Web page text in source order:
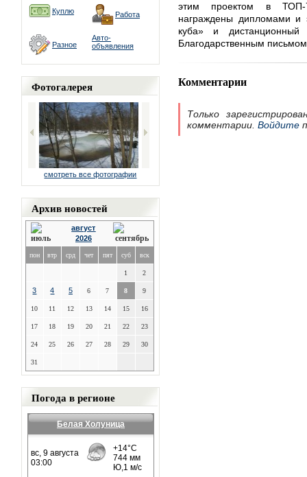
Куплю Работа
Разное
Авто-
объявления
Фотогалерея
смотреть все фотографии
Архив новостей
август
2026
пон втр срд чет пят суб вск
1 2
3 4 5 6 7 8 9
10 11 12 13 14 15 16
17 18 19 20 21 22 23
24 25 26 27 28 29 30
31
Погода в регионе
Белая Холуница
этим проектом в ТОП-
награждены дипломами и
куба» и
Благодарственным
Комментарии
Только
комментарии. Войдите